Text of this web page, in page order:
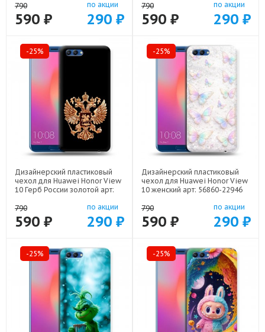
790
590 ₽
по акции
290 ₽
21685
790
590 ₽
по акции
290 ₽
-25%
Дизайнерский пластиковый
чехол для Huawei Honor View
10 Герб России золотой арт:
790
590 ₽
по акции
290 ₽
-25%
Дизайнерский пластиковый
чехол для Huawei Honor View
10 женский арт: 56860-22946
790
590 ₽
по акции
290 ₽
-25% -25%